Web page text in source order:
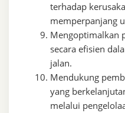
terhadap
memperpanjang
Mengoptimalkan
secara efisien
jalan.
Mendukung
yang
melalui